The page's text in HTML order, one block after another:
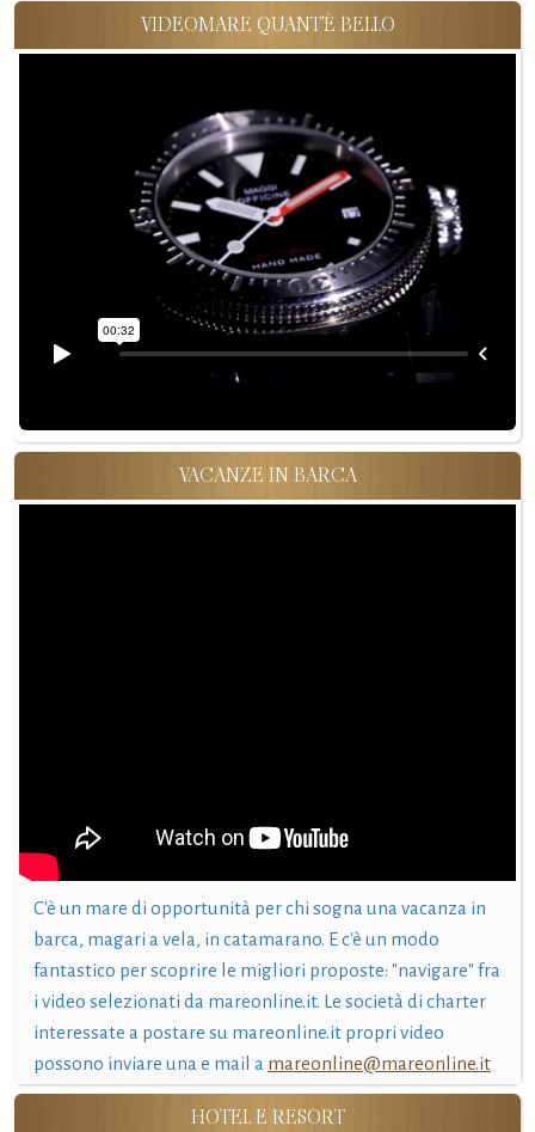
VIDEOMARE QUANT'È BELLO
VACANZE IN BARCA
C'è un mare di opportunità per chi sogna una vacanza in
barca, magari a vela, in catamarano. E c'è un modo
fantastico per scoprire le migliori proposte: "navigare" fra
i video selezionati da mareonline.it. Le società di charter
interessate a postare su mareonline.it propri video
possono inviare una e mail a mareonline@mareonline.it
HOTEL E RESORT